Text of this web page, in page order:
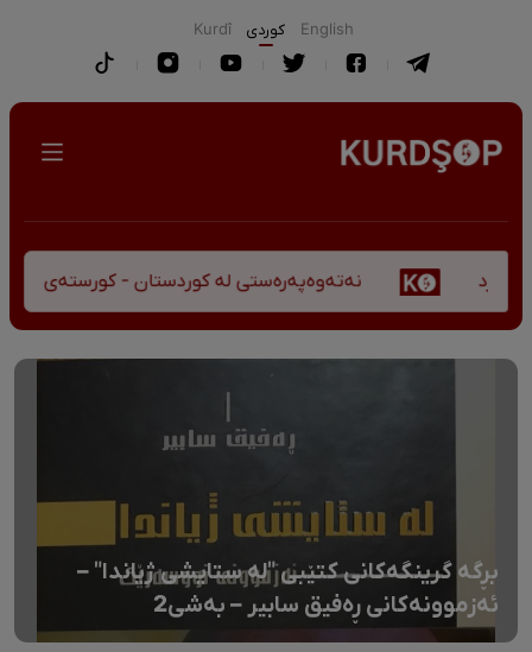
English كوردی Kurdî
نەتەوەپەرەستی لە کوردستان - کورستەی
بڕگە گرینگەکانی کتێبی "لە ستایشی ژیاندا" –
ئەزموونەکانی ڕەفیق سابیر – بەشی2